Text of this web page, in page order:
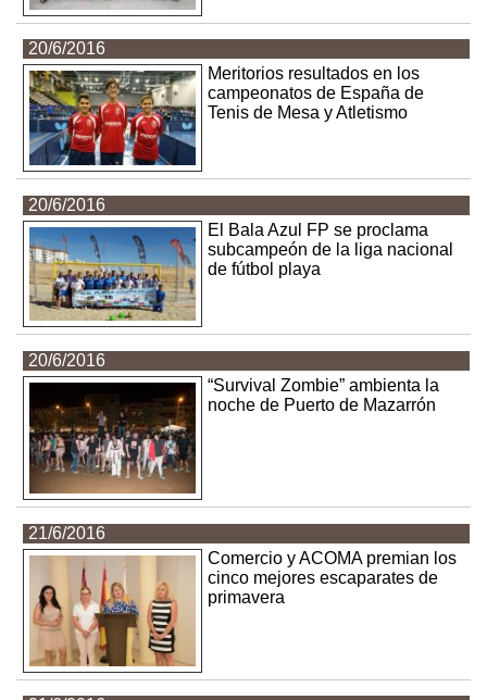
20/6/2016
Meritorios resultados en los
campeonatos de España de
Tenis de Mesa y Atletismo
20/6/2016
El Bala Azul FP se proclama
subcampeón de la liga nacional
de fútbol playa
20/6/2016
“Survival Zombie” ambienta la
noche de Puerto de Mazarrón
21/6/2016
Comercio y ACOMA premian los
cinco mejores escaparates de
primavera